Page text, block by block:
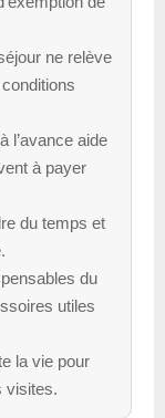
ne relève
l’avance aide
à payer
du temps et
du
utiles
la vie pour
visites.